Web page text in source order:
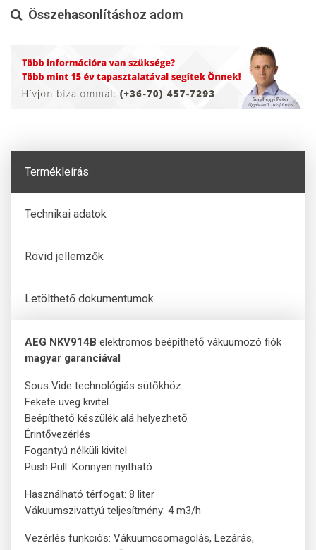
Összehasonlításhoz adom
Termékleírás
Technikai adatok
Rövid jellemzők
Letölthető dokumentumok
AEG NKV914B elektromos beépíthető vákuumozó fiók
magyar garanciával
Sous Vide technológiás sütőkhöz
Fekete üveg kivitel
Beépíthető készülék alá helyezhető
Érintővezérlés
Fogantyú nélküli kivitel
Push Pull: Könnyen nyitható
Használható térfogat: 8 liter
Vákuumszivattyú teljesítmény: 4 m3/h
Vezérlés funkciós: Vákuumcsomagolás, Lezárás,